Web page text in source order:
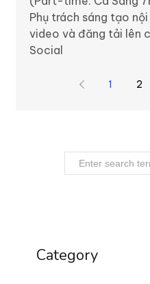
Category
Phụ trách sáng tạo
video và đăng tải lên
Social
1 2